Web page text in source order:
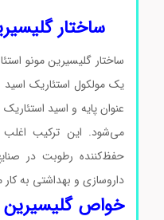
ساختار
ساختار گلیسیرین مونو
یک مولکول استئاریک اسید
عنوان پایه و اسید استئاریک
می‌شود. این ترکیب اغلب به
حفظ‌کننده رطوبت در صنایع
داروسازی و بهداشتی به کار
خواص گلیسیرین